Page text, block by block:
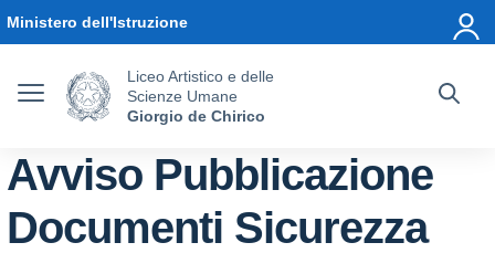
Ministero dell'Istruzione
Liceo Artistico e delle
Scienze Umane
Giorgio de Chirico
Avviso Pubblicazione
Documenti Sicurezza